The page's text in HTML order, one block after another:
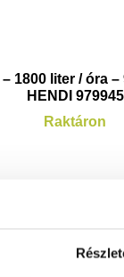
1800 liter / óra –
HENDI 979945
Raktáron